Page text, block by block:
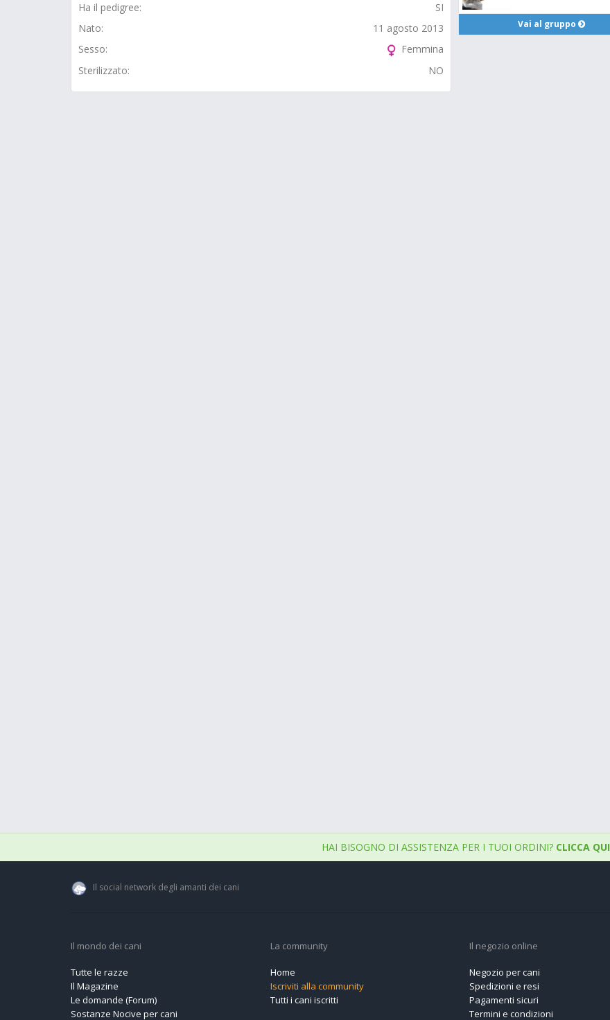
Ha il pedigree:
SI
Nato:
11 agosto 2013
Sesso:
Femmina
Sterilizzato:
NO
Vai al gruppo
HAI BISOGNO DI ASSISTENZA PER I TUOI ORDINI? CLICCA QUI
Il social network degli amanti dei cani
Il mondo dei cani
Tutte le razze
Il Magazine
Le domande (Forum)
Sostanze Nocive per cani
La community
Home
Iscriviti alla community
Tutti i cani iscritti
Il negozio online
Negozio per cani
Spedizioni e resi
Pagamenti sicuri
Termini e condizioni